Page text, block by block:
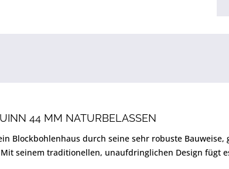
44 MM NATURBELASSEN
Blockbohlenhaus durch seine sehr robuste
seinem traditionellen, unaufdringlichen Design fügt